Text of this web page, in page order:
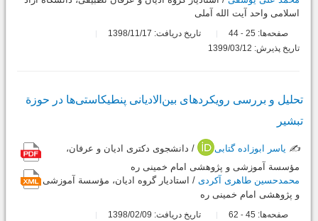
اسلامی واحد آیت الله آملی
صفحه‌ها: 25
-
تاریخ دریافت: 1398/11/17
تاریخ پذیرش: 1399/03/12
تحلیل و بررسی رویکردهای بین‌الادیانی پنطیکاستی‌ها در حوزة
تبشیر
✍️ یاسر ابوزاده گتابی
/ دانشجوی دکتری ادیان و عرفان،
مؤسسة آموزشی و پژوهشی امام خمینی ره
محمدحسین طاهری آکردی / استادیار گروه ادیان، مؤسسة آموزشی
و پژوهشی امام خمینی ره
صفحه‌ها: 45
-
تاریخ دریافت: 1398/02/09